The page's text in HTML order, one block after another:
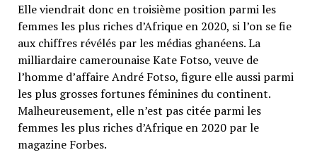
Elle viendrait donc en troisième position parmi les
femmes les plus riches d’Afrique en 2020, si l’on se fie
aux chiffres révélés par les médias ghanéens. La
milliardaire camerounaise Kate Fotso, veuve de
l’homme d’affaire André Fotso, figure elle aussi parmi
les plus grosses fortunes féminines du continent.
Malheureusement, elle n’est pas citée parmi les
femmes les plus riches d’Afrique en 2020 par le
magazine Forbes.